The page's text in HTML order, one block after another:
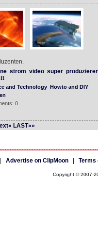
strom video super
and Technology Howto and DIY
0
LAST»»
Advertise on ClipMoon| Terms
Copyright © 2007-